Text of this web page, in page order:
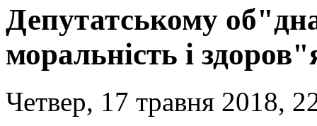
Депутатському
моральність і
Четвер, 17 травня 2018,